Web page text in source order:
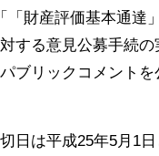
「財産評価基本通達
する意見公募手続の
ブリックコメントを
日は平成25年5月1